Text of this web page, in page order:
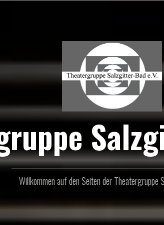
Willkommen auf den Seiten der Theatergruppe